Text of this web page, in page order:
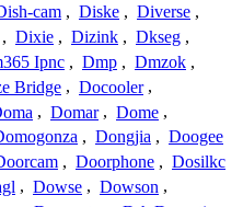
cam , Diske , Diverse ,
, Dixie , Dizink , Dkseg ,
Ipnc , Dmp , Dmzok ,
Bridge , Docooler ,
, Domar , Dome ,
, Dongjia , Doogee
, Doorphone , Dosilkc
, Dowse , Dowson ,